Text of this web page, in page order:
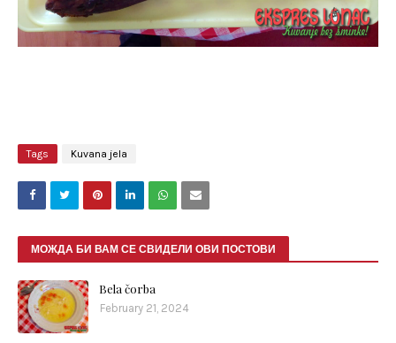
Tags Kuvana jela
МОЖДА БИ ВАМ СЕ СВИДЕЛИ ОВИ ПОСТОВИ
Bela čorba
February 21, 2024